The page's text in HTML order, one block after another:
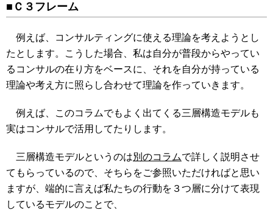
■Ｃ３フレーム
例えば、コンサルティングに使える理論を考えようとし
たとします。こうした場合、私は自分が普段からやってい
るコンサルの在り方をベースに、それを自分が持っている
理論や考え方に照らし合わせて理論を作っていきます。
例えば、このコラムでもよく出てくる三層構造モデルも
実はコンサルで活用してたりします。
三層構造モデルというのは別のコラムで詳しく説明させ
てもらっているので、そちらをご参照いただければと思い
ますが、端的に言えば私たちの行動を３つ層に分けて表現
しているモデルのことで、